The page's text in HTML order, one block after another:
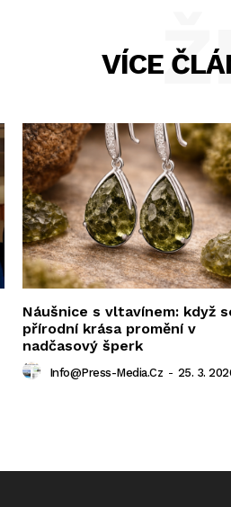
VÍCE
Náušnice s vltavínem: když
přírodní krása promění v
nadčasový šperk
Info@press-Media.cz - 25. 3.